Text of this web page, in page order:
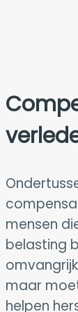
mensen
belasting
maar
helpen